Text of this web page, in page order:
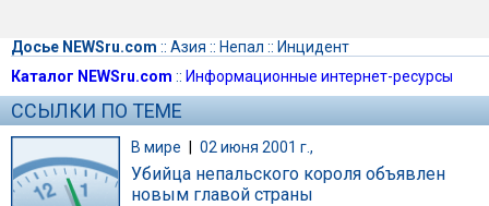
Досье NEWSru.com :: Азия :: Непал :: Инцидент
Каталог NEWSru.com :: Информационные интернет-ресурсы
ССЫЛКИ ПО ТЕМЕ
В мире 02 июня 2001 г.,
Убийца непальского короля объявлен
новым главой страны